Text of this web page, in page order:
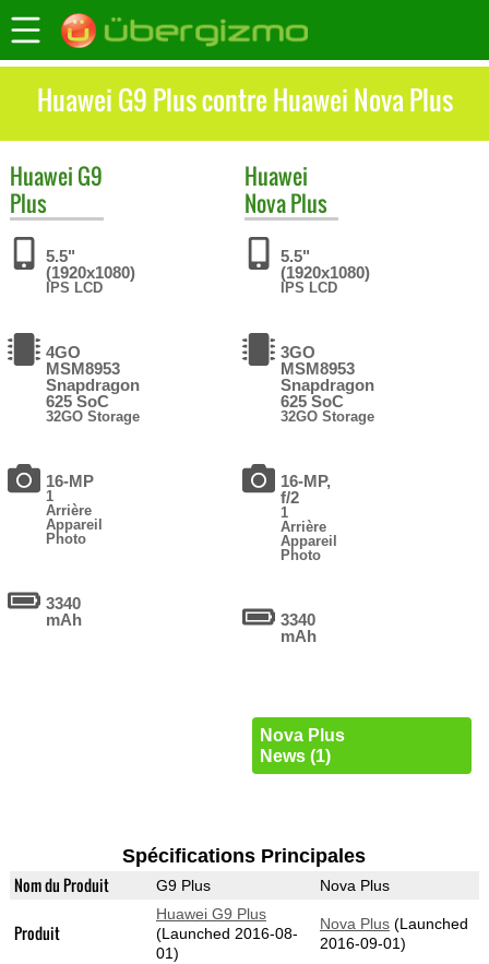
Huawei G9 Plus contre Huawei Nova Plus
Huawei G9
Plus
5.5"
(1920x1080)
IPS LCD
4GO
MSM8953
Snapdragon
625 SoC
32GO Storage
16-MP
1
Arrière
Appareil
Photo
3340
mAh
Huawei
Nova Plus
5.5"
(1920x1080)
IPS LCD
3GO
MSM8953
Snapdragon
625 SoC
32GO Storage
16-MP,
f/2
1
Arrière
Appareil
Photo
3340
mAh
Nova Plus
News (1)
Spécifications Principales
Nom du Produit G9 Plus Nova Plus
Produit
Huawei G9 Plus
(Launched 2016-08-
01)
Nova Plus(Launched
2016-09-01)